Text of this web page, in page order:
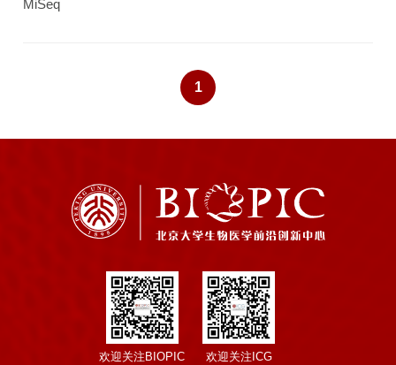
MiSeq
1
欢迎关注BIOPIC
欢迎关注ICG